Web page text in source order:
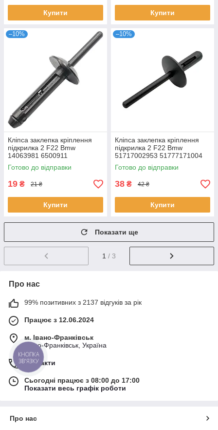
Купити Купити
–10%
Кліпса заклепка кріплення
підкрилка 2 F22 Bmw
14063981 6500911
07142151750 34201631
10036503
Готово до відправки
19 ₴ 21 ₴
Купити
–10%
Кліпса заклепка кріплення
підкрилка 2 F22 Bmw
51717002953 51777171004
07147293278
Готово до відправки
38 ₴ 42 ₴
Купити
Показати ще
1 / 3
Про нас
99% позитивних з 2137 відгуків за рік
Працює з 12.06.2024
м. Івано-Франківськ
Івано-Франківськ, Україна
Контакти
Сьогодні працює з 08:00 до 17:00
Показати весь графік роботи
Про нас
КНОПКА
ЗВ'ЯЗКУ